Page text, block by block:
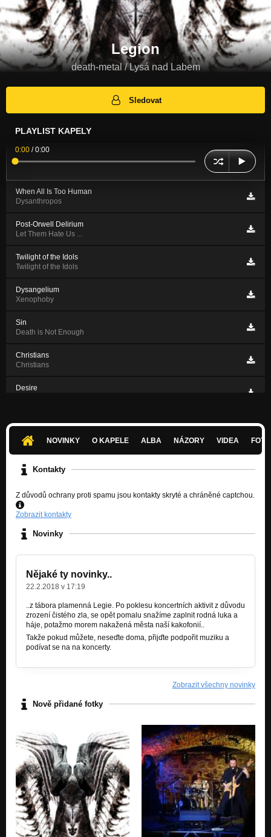
Legion
death-metal / Lysá nad Labem
Sledovat
PLAYLIST KAPELY
0:00 /0:00
When All Is Too Human
Dysanthropos
Post-Orwell Delirium
Let Them Hate Us ...
Twilight of the Idols
Twilight of the Idols
Dysangelium
Xenophoby
Sin
Death is Not Enough
Christians
Christians
Desire
NOVINKY O KAPELE ALBA NÁZORY VIDEA
Kontakty
Z důvodů ochrany proti spamu jsou kontakty skryté a chráněné captchou.
Zobrazit kontakty
Novinky
Nějaké ty novinky..
22.2.2018 v 17:19
..z tábora plamenná Legie. Po poklesu koncertních aktivit z důvodu
zrození čistého zla, se opět pomalu snažíme zaplnit rodná luka a
háje, potažmo morem nakažená města naší kakofonií..
Takže pokud můžete, neseďte doma, přijďte podpořit muziku a
podívat se na na koncerty.
Zobrazit všechny novinky
Nově přidané fotky